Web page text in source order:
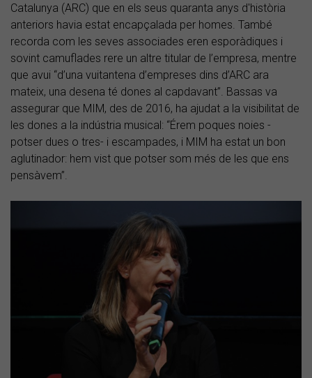
Catalunya (ARC) que en els seus quaranta anys d'història
anteriors havia estat encapçalada per homes. També
recorda com les seves associades eren esporàdiques i
sovint camuflades rere un altre titular de l’empresa, mentre
que avui “d’una vuitantena d’empreses dins d’ARC ara
mateix, una desena té dones al capdavant”. Bassas va
assegurar que MIM, des de 2016, ha ajudat a la visibilitat de
les dones a la indústria musical: “Érem poques noies -
potser dues o tres- i escampades, i MIM ha estat un bon
aglutinador: hem vist que potser som més de les que ens
pensàvem”.